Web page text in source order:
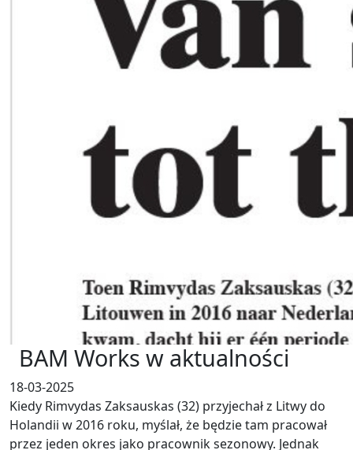
BAM Works w aktualności
18-03-2025
Kiedy Rimvydas Zaksauskas (32) przyjechał z Litwy do
Holandii w 2016 roku, myślał, że będzie tam pracował
przez jeden okres jako pracownik sezonowy. Jednak